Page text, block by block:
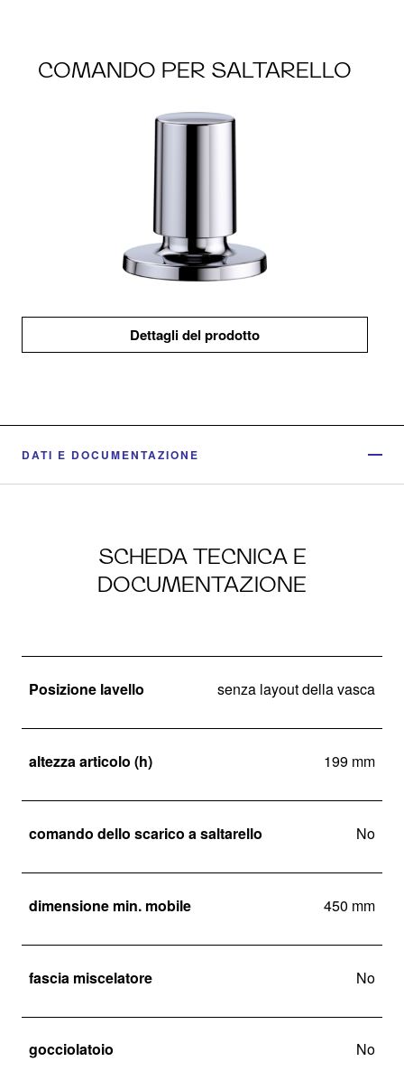
COMANDO PER SALTARELLO
Dettagli del prodotto
DATI E DOCUMENTAZIONE
SCHEDA TECNICA E
DOCUMENTAZIONE
Posizione lavello senza layout della vasca
altezza articolo (h) 199 mm
comando dello scarico a saltarello No
dimensione min. mobile 450 mm
fascia miscelatore No
gocciolatoio No